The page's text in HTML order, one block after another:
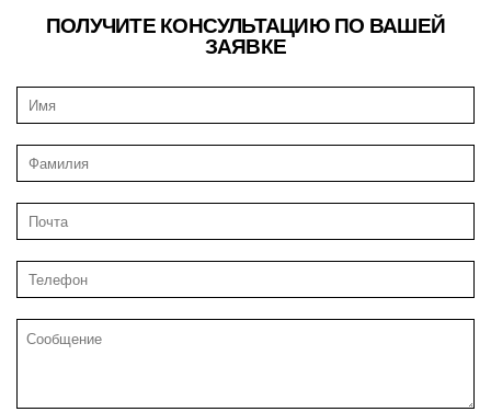
ПОЛУЧИТЕ КОНСУЛЬТАЦИЮ ПО ВАШЕЙ
ЗАЯВКЕ